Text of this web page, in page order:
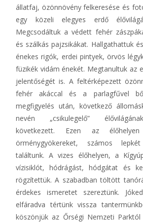
állatfaj, özönnövény felkeresése és
egy közeli elegyes erdő
Megcsodáltuk a védett fehér
és szálkás pajzsikákat. Hallgathattuk
énekes rigók, erdei pintyek, örvös
füzikék vidám énekét. Megtanultuk az
jelentőségét is. A feltérképezett
fehér akáccal és a parlagfűvel
megfigyelés után, következő
nevén „csikulegelő”
következett. Ezen az
örménygyökereket, számos
találtunk. A vizes élőhelyen, a
vízisiklót, hódrágást, hódgátat és
rögzítettük. A szabadban töltött
érdekes ismeretet szereztünk.
elfáradva tértünk vissza
köszönjük az Őrségi Nemzeti Parktól